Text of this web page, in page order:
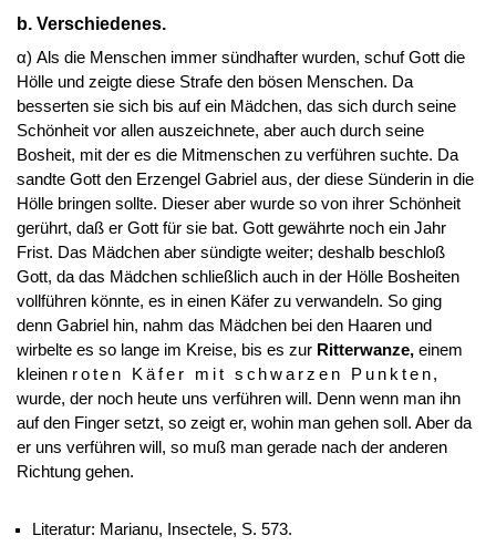
b. Verschiedenes.
α) Als die Menschen immer sündhafter wurden, schuf Gott die
Hölle und zeigte diese Strafe den bösen Menschen. Da
besserten sie sich bis auf ein Mädchen, das sich durch seine
Schönheit vor allen auszeichnete, aber auch durch seine
Bosheit, mit der es die Mitmenschen zu verführen suchte. Da
sandte Gott den Erzengel Gabriel aus, der diese Sünderin in die
Hölle bringen sollte. Dieser aber wurde so von ihrer Schönheit
gerührt, daß er Gott für sie bat. Gott gewährte noch ein Jahr
Frist. Das Mädchen aber sündigte weiter; deshalb beschloß
Gott, da das Mädchen schließlich auch in der Hölle Bosheiten
vollführen könnte, es in einen Käfer zu verwandeln. So ging
denn Gabriel hin, nahm das Mädchen bei den Haaren und
wirbelte es so lange im Kreise, bis es zur Ritterwanze,einem
kleinen roten Käfer mit schwarzen Punkten,
wurde, der noch heute uns verführen will. Denn wenn man ihn
auf den Finger setzt, so zeigt er, wohin man gehen soll. Aber da
er uns verführen will, so muß man gerade nach der anderen
Richtung gehen.
Literatur: Marianu, Insectele, S. 573.